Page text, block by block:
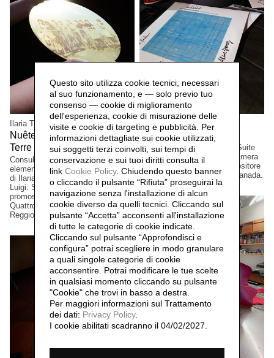
Ilaria Turba
Nuêter – Costellazioni nelle
Terre Matildiche, 2025
Consulenza e realizzazione
elementi installazione. Un progetto
di Ilaria Turba, a cura di Daniele De
Luigi. Sconfinamenti #2 Progetto
promosso dai Comuni di Albinea,
Quattro Castella e Canossa,
Reggio Emilia, Italia.
Mascia Manunza
Camera Chiara, 2025
Edizione a tiratura limitata. Suite
per vinile e CD musicale, Camera
Lucida, del musicista/compositore
David Occhipinti, Toronto, Canada.
Questo sito utilizza cookie tecnici, necessari
al suo funzionamento, e — solo previo tuo
consenso — cookie di miglioramento
dell'esperienza, cookie di misurazione delle
visite e cookie di targeting e pubblicità. Per
informazioni dettagliate sui cookie utilizzati,
sui soggetti terzi coinvolti, sui tempi di
conservazione e sui tuoi diritti consulta il
link Cookie Policy. Chiudendo questo banner
o cliccando il pulsante “Rifiuta” proseguirai la
navigazione senza l'installazione di alcun
cookie diverso da quelli tecnici. Cliccando sul
pulsante “Accetta” acconsenti all'installazione
di tutte le categorie di cookie indicate.
Cliccando sul pulsante “Approfondisci e
configura” potrai scegliere in modo granulare
a quali singole categorie di cookie
acconsentire. Potrai modificare le tue scelte
in qualsiasi momento cliccando su pulsante
"Cookie" che trovi in basso a destra.
Per maggiori informazioni sul Trattamento
dei dati: Privacy Policy.
I cookie abilitati scadranno il 04/02/2027.